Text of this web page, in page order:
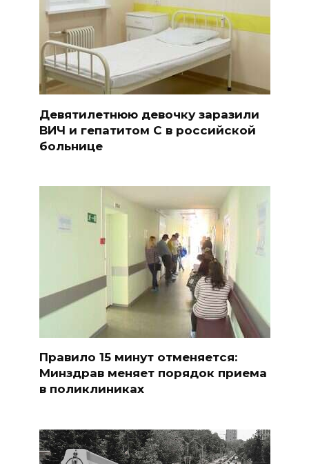
Девятилетнюю девочку заразили
ВИЧ и гепатитом С в российской
больнице
Правило 15 минут отменяется:
Минздрав меняет порядок приема
в поликлиниках